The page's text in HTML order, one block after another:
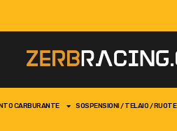
CARBURANTE SOSPENSIONI / TELAIO / RUOTE